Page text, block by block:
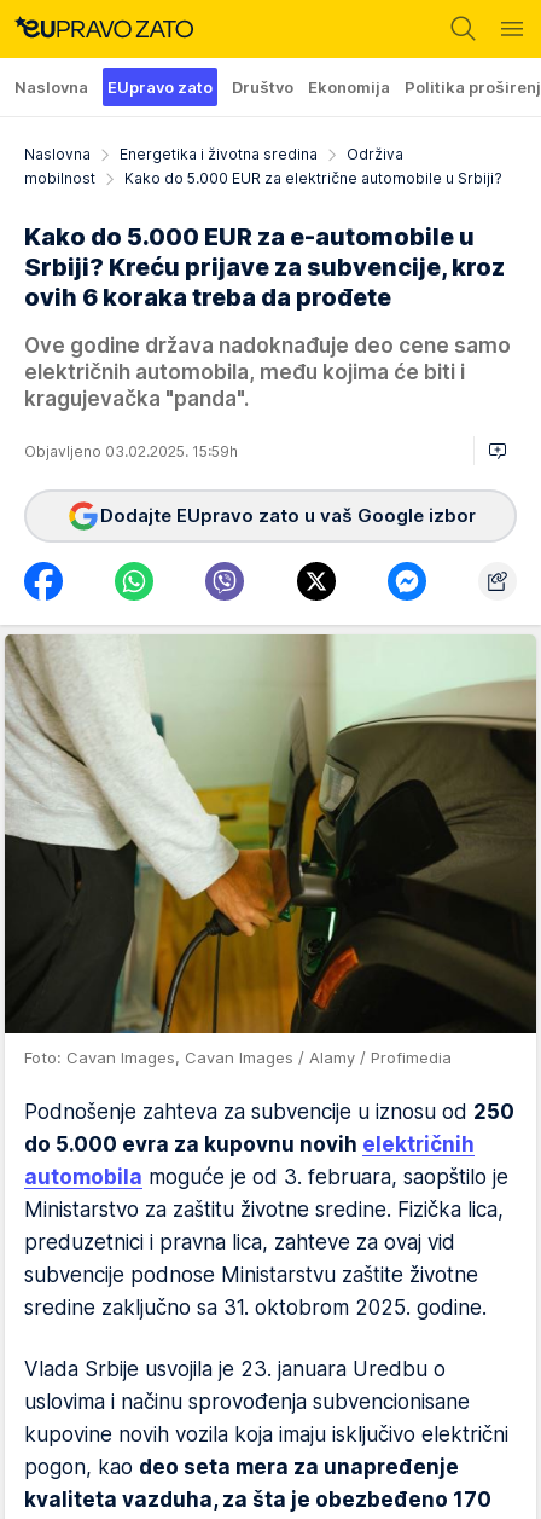
Naslovna EUpravo zato Društvo Ekonomija Politika
Naslovna Energetika i životna sredina
Održiva
mobilnost
Kako do 5.000 EUR za električne automobile u Srbiji?
Kako do 5.000 EUR za e-automobile u
Srbiji? Kreću prijave za subvencije, kroz
ovih 6 koraka treba da prođete
Ove godine država nadoknađuje deo cene samo
električnih automobila, među kojima će biti i
kragujevačka "panda".
Objavljeno 03.02.2025. 15:59h
Dodajte EUpravo zato u vaš Google izbor
Foto: Cavan Images, Cavan Images / Alamy / Profimedia
Podnošenje zahteva za subvencije u iznosu od 250
do 5.000 evra za kupovnu novih električnih
automobila moguće je od 3. februara, saopštilo je
Ministarstvo za zaštitu životne sredine. Fizička lica,
preduzetnici i pravna lica, zahteve za ovaj vid
subvencije podnose Ministarstvu zaštite životne
sredine zaključno sa 31. oktobrom 2025. godine.
Vlada Srbije usvojila je 23. januara Uredbu o
uslovima i načinu sprovođenja subvencionisane
kupovine novih vozila koja imaju isključivo električni
pogon, kao deo seta mera za unapređenje
kvaliteta vazduha, za šta je obezbeđeno 170